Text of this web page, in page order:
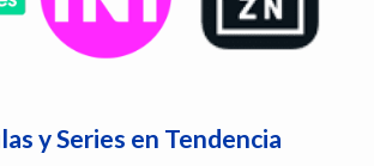
y Series en Tendencia